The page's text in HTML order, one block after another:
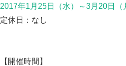
2017年1月25日（水）～3月20日（
定休日：なし
【開催時間】